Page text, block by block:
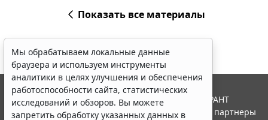
Показать все материалы
Мы обрабатываем локальные данные
браузера и используем инструменты
аналитики в целях улучшения и обеспечения
работоспособности сайта, статистических
исследований и обзоров. Вы можете
запретить обработку указанных данных в
© ООО "НПП "ГАРАНТ-СЕРВИС", 2026. Система ГАРАНТ
выпускается с 1990 года. Компания "Гарант" и ее партнеры